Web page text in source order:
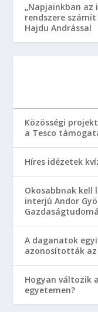
„Napjainkban
rendszere
Hajdu Andrással
Közösségi
a Tesco
Híres idézetek
Okosabbnak kell
interjú Andor
A daganatok
azonosították az
Hogyan változik
egyetemen?